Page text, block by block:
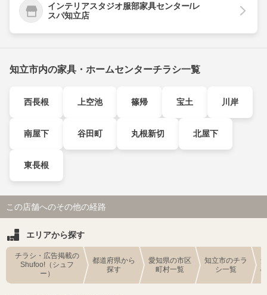
インテリアスタジオ服部家具センター/レ
スパ知立店
知立市内の家具・ホームセンターチラシ一覧
西長根 上空池 篠帰 宝土 川岸
南屋下 谷田町 丸根新切 北屋下
東長根
この店舗へのその他の経路
エリアから探す
チラシ・広告掲載の
Shufoo!（シュフ
ー）
都道府県から
探す
愛知県の市区
町村一覧
知立市のチラ
シ一覧